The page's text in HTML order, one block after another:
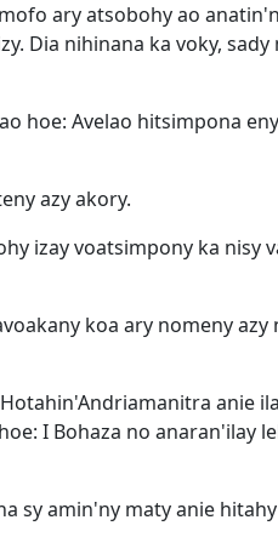
ary atsobohy ao
Dia nihinana ka voky, sady
hoe: Avelao hitsimpona
azy akory.
izay voatsimpony ka nisy
koa ary nomeny azy
anie
I Bohaza no anaran'ilay
sy amin'ny maty anie